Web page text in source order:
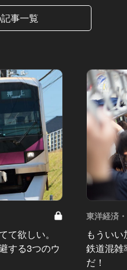
事一覧
て欲しい。
する3つのウ
東洋経済
もうい
鉄道混雑
だ！